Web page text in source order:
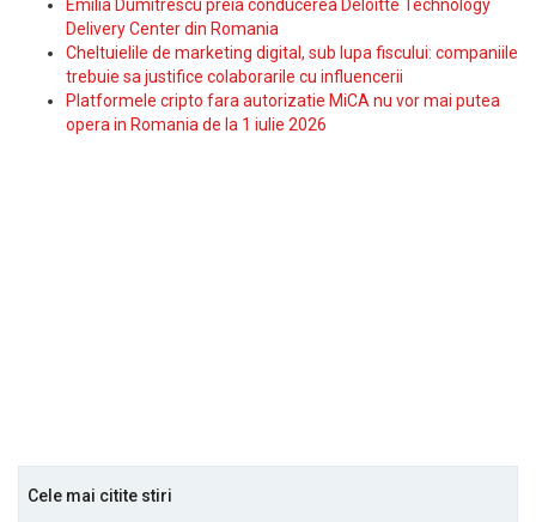
Emilia Dumitrescu preia conducerea Deloitte Technology
Delivery Center din Romania
Cheltuielile de marketing digital, sub lupa fiscului: companiile
trebuie sa justifice colaborarile cu influencerii
Platformele cripto fara autorizatie MiCA nu vor mai putea
opera in Romania de la 1 iulie 2026
Cele mai citite stiri